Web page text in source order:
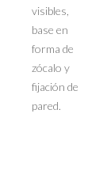
visibles,
base en
forma de
zócalo y
fijación de
pared.